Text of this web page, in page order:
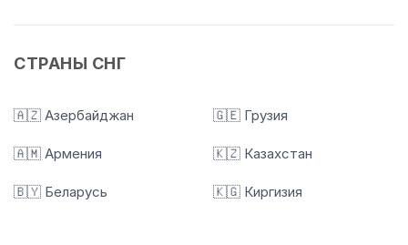
СТРАНЫ СНГ
🇦🇿 Азербайджан
🇦🇲 Армения
🇧🇾 Беларусь
🇬🇪 Грузия
🇰🇿 Казахстан
🇰🇬 Киргизия